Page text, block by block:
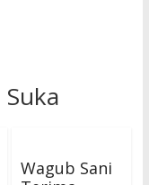
Wagub Sani